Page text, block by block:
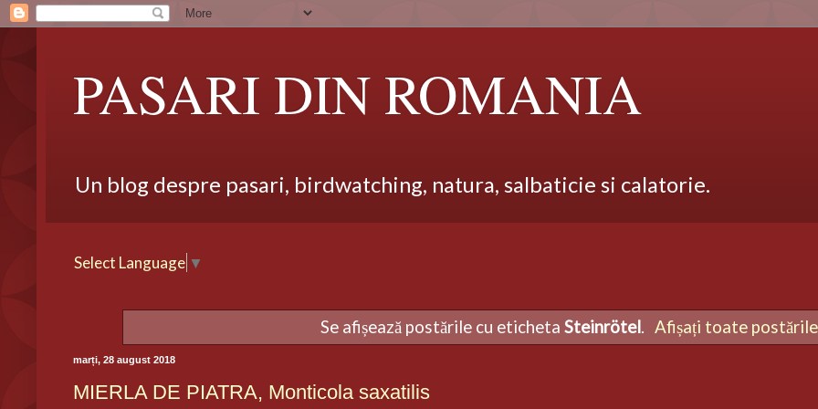
PASARI DIN ROMANIA
Un blog despre pasari, birdwatching, natura, salbaticie si calatorie.
Select Language ▼
Se afișează postările cu eticheta Steinrötel. Afișați toate postările
marți, 28 august 2018
MIERLA DE PIATRA, Monticola saxatilis